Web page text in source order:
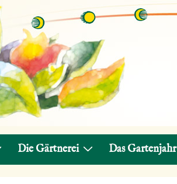
Die Gärtnerei Das Gartenjahr